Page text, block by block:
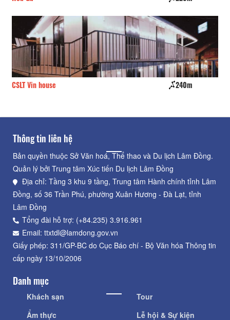
240m
Thông tin liên hệ
Bản quyền thuộc Sở Văn hoá, Thể thao và Du lịch Lâm Đồng.
Quản lý bởi Trung tâm Xúc tiến Du lịch Lâm Đồng
Địa chỉ: Tầng 3 khu 9 tầng, Trung tâm Hành chính tỉnh Lâm
Đồng, số 36 Trần Phú, phường Xuân Hương - Đà Lạt, tỉnh
Lâm Đồng
Tổng đài hỗ trợ: (+84.235) 3.916.961
Email: ttxtdl@lamdong.gov.vn
Giấy phép: 311/GP-BC do Cục Báo chí - Bộ Văn hóa Thông tin
cấp ngày 13/10/2006
Danh mục
Khách sạn
Ẩm thực
Tour
Lễ hội & Sự kiện